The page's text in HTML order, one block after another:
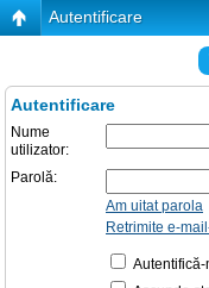
Autentificare
Autentificare
Nume
utilizator:
Parolă:
Am uitat parola
Retrimite e-